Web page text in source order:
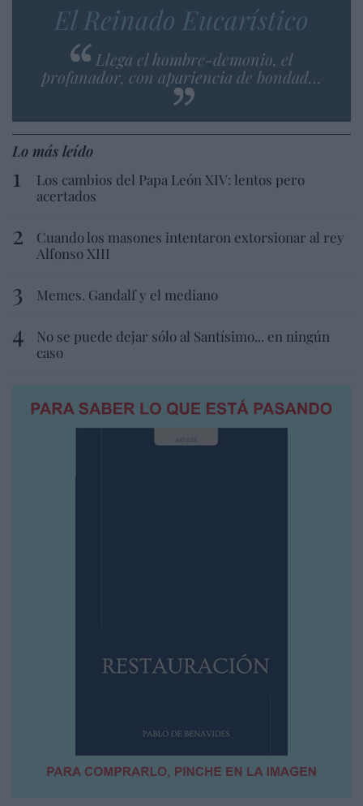
El Reinado Eucarístico
Llega el hombre-demonio, el
profanador, con apariencia de bondad…
Lo más leído
Los cambios del Papa León XIV: lentos pero
acertados
Cuando los masones intentaron extorsionar al rey
Alfonso XIII
Memes. Gandalf y el mediano
No se puede dejar sólo al Santísimo... en ningún
caso